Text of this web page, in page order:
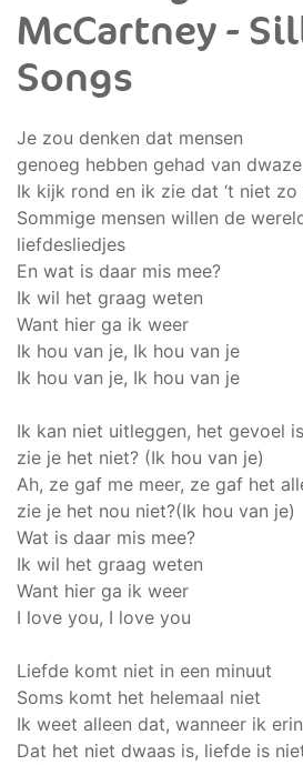
McCartney -
Songs
Je zou denken dat mensen
genoeg hebben gehad van
Ik kijk rond en ik zie dat ‘t niet zo
Sommige mensen willen de
liefdesliedjes
En wat is daar mis mee?
Ik wil het graag weten
Want hier ga ik weer
Ik hou van je, Ik hou van je
Ik hou van je, Ik hou van je
Ik kan niet uitleggen, het gevoel
zie je het niet? (Ik hou van je)
Ah, ze gaf me meer, ze gaf het
zie je het nou niet?(Ik hou van je)
Wat is daar mis mee?
Ik wil het graag weten
Want hier ga ik weer
I love you, I love you
Liefde komt niet in een minuut
Soms komt het helemaal niet
Ik weet alleen dat, wanneer ik
Dat het niet dwaas is, liefde is